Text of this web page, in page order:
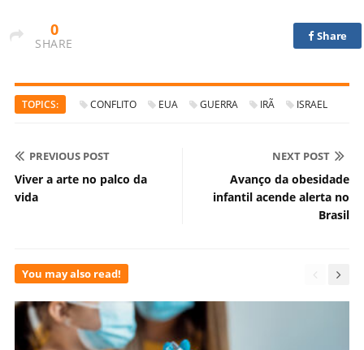
0
SHARE
Share
TOPICS: CONFLITO EUA GUERRA IRÃ ISRAEL
PREVIOUS POST
Viver a arte no palco da
vida
NEXT POST
Avanço da obesidade
infantil acende alerta no
Brasil
You may also read!